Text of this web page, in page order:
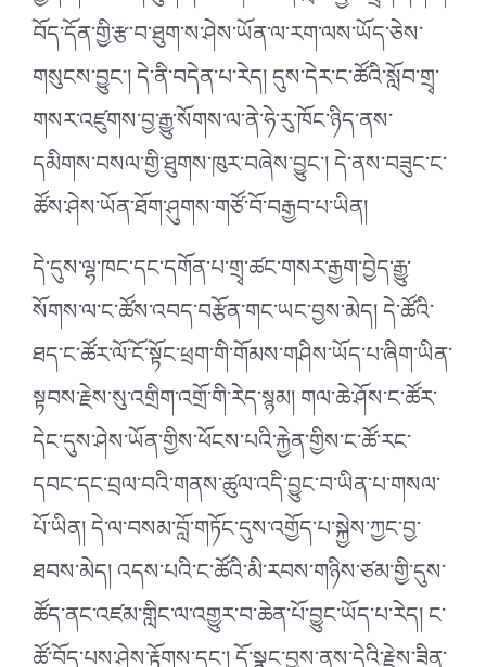
བོད་དོན་གྱི་རྩ་བ་ཐུག་ས་ཤེས་ཡོན་ལ་རག་ལས་ཡོད་ཅེས་
གསུངས་བྱུང༌། དེ་ནི་བདེན་པ་རེད། དུས་དེར་ང་ཚོའི་སློབ་གྲྭ་
གསར་འཛུགས་བྱ་རྒྱུ་སོགས་ལ་ནེ་ཧེ་རུ་ཁོང་ཉིད་ནས་
དམིགས་བསལ་གྱི་ཐུགས་ཁུར་བཞེས་བྱུང༌། དེ་ནས་བཟུང་ང་
ཚོས་ཤེས་ཡོན་ཐོག་ཤུགས་གཙོ་བོ་བརྒྱབ་པ་ཡིན།
དེ་དུས་ལྷ་ཁང་དང་དགོན་པ་གྲྭ་ཚང་གསར་རྒྱག་བྱེད་རྒྱུ་
སོགས་ལ་ང་ཚོས་འབད་བརྩོན་གང་ཡང་བྱས་མེད། དེ་ཚོའི་
ཐད་ང་ཚོར་ལོ་ངོ་སྟོང་ཕྲག་གི་གོམས་གཤིས་ཡོད་པ་ཞིག་ཡིན་
སྟབས་རྗེས་སུ་འགྲིག་འགྲོ་གི་རེད་སྙམ། གལ་ཆེ་ཤོས་ང་ཚོར་
དེང་དུས་ཤེས་ཡོན་གྱིས་ཕོངས་པའི་རྐྱེན་གྱིས་ང་ཚོ་རང་
དབང་དང་བྲལ་བའི་གནས་ཚུལ་འདི་བྱུང་བ་ཡིན་པ་གསལ་
པོ་ཡིན། དེ་ལ་བསམ་བློ་གཏོང་དུས་འགྱོད་པ་སྐྱེས་ཀྱང་བྱ་
ཐབས་མེད། འདས་པའི་ང་ཚོའི་མི་རབས་གཉིས་ཙམ་གྱི་དུས་
ཚོད་ནང་འཛམ་གླིང་ལ་འགྱུར་བ་ཆེན་པོ་བྱུང་ཡོད་པ་རེད། ང་